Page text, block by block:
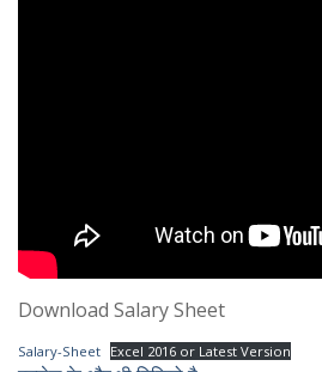
Download Salary Sheet
Salary-Sheet Excel 2016 or Latest Version